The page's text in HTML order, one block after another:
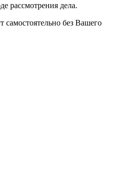
рассмотрения дела.
без Вашего